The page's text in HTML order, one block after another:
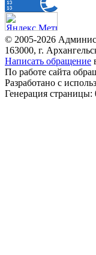
© 2005-2026
163000, г.
Написать обращение
По работе сайта
Разработано с
Генерация страницы: